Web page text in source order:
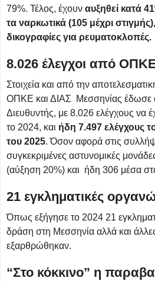
79%. Τέλος, έχουν αυξηθεί κατά
τα ναρκωτικά (105 μέχρι
δικογραφίες για ρευματοκλοπές.
8.026 έλεγχοι από
Στοιχεία και από την
ΟΠΚΕ και ΔΙΑΣ Μεσσηνίας έδωσε
Διευθυντής, με 8.026 ελέγχους να
το 2024, και ήδη 7.497 ελέγχους
του 2025. Όσον αφορά στις
συγκεκριμένες αστυνομικές
(αύξηση 20%) και ήδη 306 μέσα
21 εγκληματικές
Όπως εξήγησε το 2024 21
δράση στη Μεσσηνία αλλά και
εξαρθρώθηκαν.
“Στο κόκκινο” η